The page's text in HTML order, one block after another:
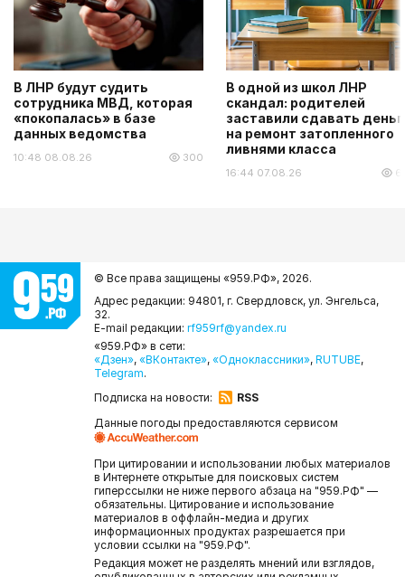
В ЛНР будут судить
сотрудника МВД, которая
«покопалась» в базе
данных ведомства
10:48 08.08.26 300
В одной из школ ЛНР
скандал: родителей
заставили сдавать
на ремонт затопленного
ливнями класса
16:44 07.08.26
© Все права защищены «959.РФ», 2026.
Адрес редакции: 94801, г. Свердловск, ул. Энгельса,
32.
E-mail редакции: rf959rf@yandex.ru
«959.РФ» в сети:
«Дзен», «ВКонтакте», «Одноклассники», RUTUBE,
Telegram.
Подписка на новости:
RSS
Данные погоды предоставляются сервисом
При цитировании и использовании любых материалов
в Интернете открытые для поисковых систем
гиперссылки не ниже первого абзаца на "959.РФ" —
обязательны. Цитирование и использование
материалов в оффлайн-медиа и других
информационных продуктах разрешается при
условии ссылки на "959.РФ".
Редакция может не разделять мнений или взглядов,